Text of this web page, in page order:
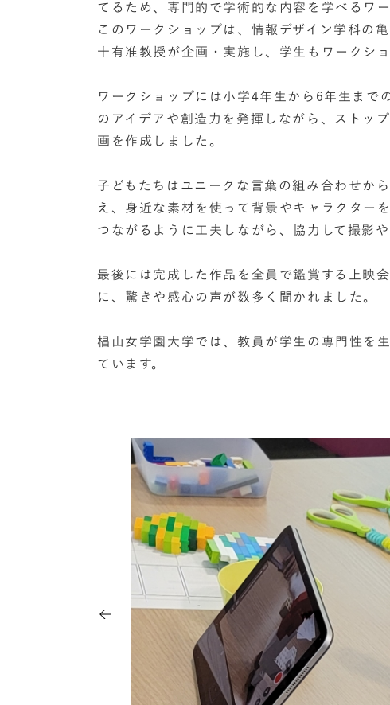
てるため、専門的で学術的な内容を学べるワ
このワークショップは、情報デザイン学科の
十有准教授が企画・実施し、学生もワークシ
ワークショップには小学4年生から6年生まで
のアイデアや創造力を発揮しながら、ストッ
画を作成しました。
子どもたちはユニークな言葉の組み合わせか
え、身近な素材を使って背景やキャラクター
つながるように工夫しながら、協力して撮影
最後には完成した作品を全員で鑑賞する上映
に、驚きや感心の声が数多く聞かれました。
椙山女学園大学では、教員が学生の専門性を
ています。